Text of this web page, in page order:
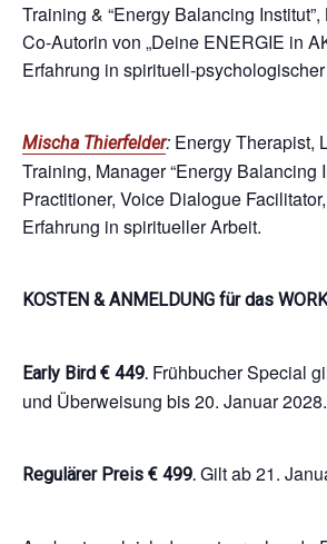
Training & “Energy Balancing
Co-Autorin von „Deine ENERGIE in
Erfahrung in spirituell-
Mischa Thierfelder: Energy Therapist,
Training, Manager “Energy Balancing
Practitioner, Voice Dialogue
Erfahrung in spiritueller Arbeit.
KOSTEN & ANMELDUNG für das
Early Bird € 449. Frühbucher Special
und Überweisung bis 20. Januar 2028.
Regulärer Preis € 499. Gilt ab 21.